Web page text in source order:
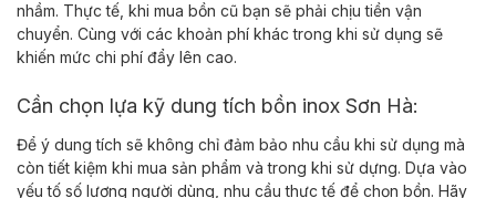
nhầm. Thực tế, khi mua bồn cũ bạn sẽ phải chịu tiền vận
chuyển. Cùng với các khoản phí khác trong khi sử dụng sẽ
khiến mức chi phí đẩy lên cao.
Cần chọn lựa kỹ dung tích bồn inox Sơn Hà:
Để ý dung tích sẽ không chỉ đảm bảo nhu cầu khi sử dụng mà
còn tiết kiệm khi mua sản phẩm và trong khi sử dựng. Dựa vào
yếu tố số lượng người dùng, nhu cầu thực tế để chọn bồn. Hãy